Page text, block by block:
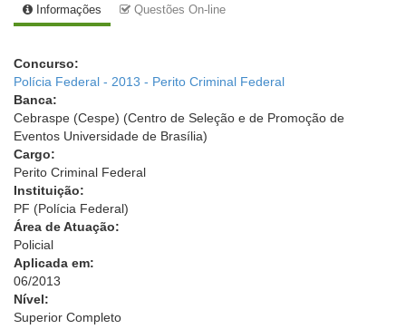
Informações Questões On-line
Concurso:
Polícia Federal - 2013 - Perito Criminal Federal
Banca:
Cebraspe (Cespe) (Centro de Seleção e de Promoção de
Eventos Universidade de Brasília)
Cargo:
Perito Criminal Federal
Instituição:
PF (Polícia Federal)
Área de Atuação:
Policial
Aplicada em:
06/2013
Nível:
Superior Completo